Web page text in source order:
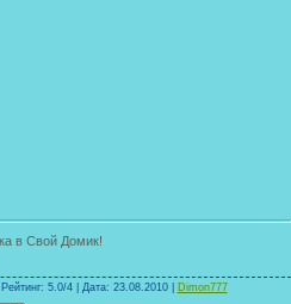
в Свой Домик!
5.0/4 | Дата: 23.08.2010 | Dimon777